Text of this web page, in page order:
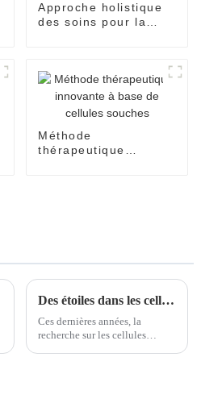
Approche holistique
des soins pour la
Méthode
thérapeutique
Des étoiles dans les cellules souches ! Recherche clinique et application des cellules souches mésenchymateuses du cordon ombilical
Ces dernières années, la
recherche sur les cellules